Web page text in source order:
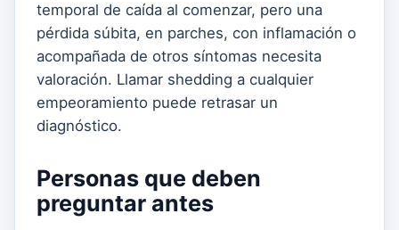
temporal de caída al comenzar, pero una
pérdida súbita, en parches, con inflamación o
acompañada de otros síntomas necesita
valoración. Llamar shedding a cualquier
empeoramiento puede retrasar un
diagnóstico.
Personas que deben
preguntar antes